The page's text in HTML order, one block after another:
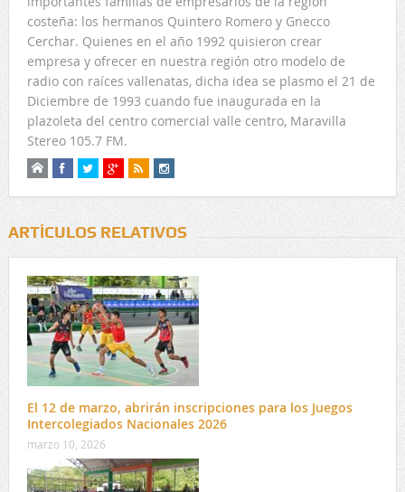
costeña: los hermanos Quintero Romero y Gnecco
Cerchar. Quienes en el año 1992 quisieron crear
empresa y ofrecer en nuestra región otro modelo de
radio con raíces vallenatas, dicha idea se plasmo el 21 de
Diciembre de 1993 cuando fue inaugurada en la
plazoleta del centro comercial valle centro, Maravilla
Stereo 105.7 FM.
ARTÍCULOS RELATIVOS
El 12 de marzo, abrirán inscripciones para los Juegos
Intercolegiados Nacionales 2026
marzo 10, 2026